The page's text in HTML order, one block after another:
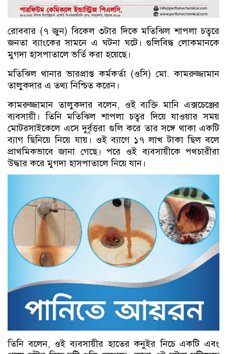
রোববার (৭ জুন) বিকেল ৩টার দিকে মতিঝিল শাপলা চত্বরে
জনতা ব্যাংকের সামনে এ ঘটনা ঘটে। গুলিবিদ্ধ লোকমানকে
মুগদা হাসপাতালে ভর্তি করা হয়েছে।
মতিঝিল থানার ভারপ্রাপ্ত কর্মকর্তা (ওসি) মো. কামরুজ্জামান
তালুকদার এ তথ্য নিশ্চিত করেন।
কামরুজ্জামান তালুকদার বলেন, ওই ব্যক্তি মানি এক্সচেঞ্জের
ব্যবসায়ী। তিনি মতিঝিল শাপলা চত্বর দিয়ে যাওয়ার সময়
মোটরসাইকেলে এসে দুর্বৃত্তরা গুলি করে তার সঙ্গে থাকা একটি
ব্যাগ ছিনিয়ে নিয়ে যায়। ওই ব্যাগে ১৭ লাখ টাকা ছিল বলে
প্রাথমিকভাবে জানা গেছে। পরে ওই ব্যবসায়ীকে পথচারীরা
উদ্ধার করে মুগদা হাসপাতালে নিয়ে যান।
তিনি বলেন, ওই ব্যবসায়ীর হাতের কনুইর নিচে একটি এবং